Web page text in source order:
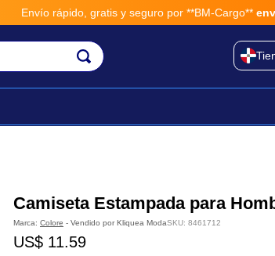
Envío rápido, gratis y seguro por **BM-Cargo** envios
Camiseta Estampada para
Marca: Colore - Vendido por Kliquea ModaSKU: 8461712
US$ 11.59